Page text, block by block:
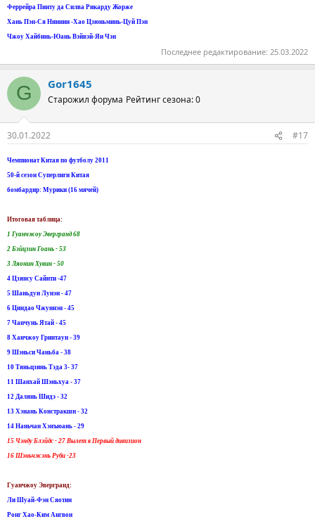
Феррейра Пинту да Силва Рикарду Жорже
Хань Пэн-Ся Ниннин -Хао Цзюньминь-Цуй Пэн
Чжоу Хайбинь-Юань Вэйвэй-Ян Чэн
Последнее редактирование: 25.03.2022
G Gor1645
Старожил форума Рейтинг сезона: 0
30.01.2022 #17
Чемпионат Китая по футболу 2011
50-й сезон Суперлиги Китая
бомбардир: Мурики (16 мячей)
Итоговая таблица:
1 Гуанчжоу Эвергранд 68
2 Бэйцзин Гоань - 53
3 Ляонин Хувин - 50
4 Цзянсу Сайнти -47
5 Шаньдун Лунэн - 47
6 Циндао Чжуннэн - 45
7 Чанчунь Ятай - 45
8 Ханчжоу Гринтаун - 39
9 Шэньси Чаньба - 38
10 Тяньцзинь Тэда 3- 37
11 Шанхай Шэньхуа - 37
12 Далянь Шидэ - 32
13 Хэнань Констракшн - 32
14 Наньчан Хэнъюань - 29
15 Чэнду Блэйдс - 27 Вылет в Первый дивизион
16 Шэньчжэнь Руби -23
Гуанчжоу Эвергранд:
Ли Шуай-Фэн Сяотин
Ронг Хао-Ким Ангвон